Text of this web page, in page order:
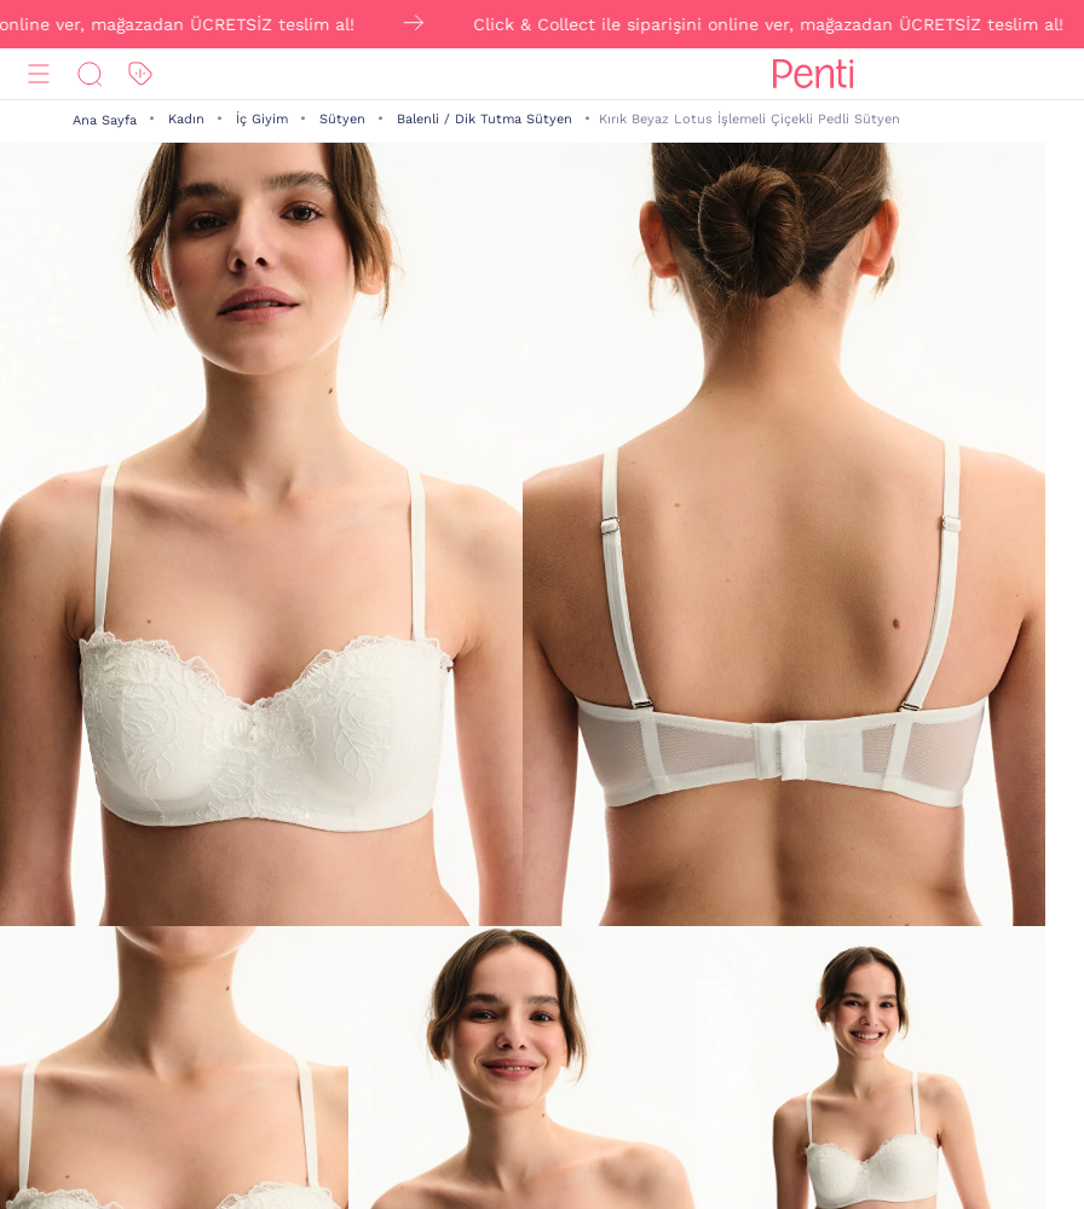
ÜCRETSİZ teslim al! Click & Collect ile siparişini online ver, mağazadan ÜCRETSİZ teslim al!
Ana Sayfa Kadın İç Giyim Sütyen Balenli / Dik Tutma Sütyen Kırık Beyaz Lotus İşlemeli Çiçekli Pedli Sütyen